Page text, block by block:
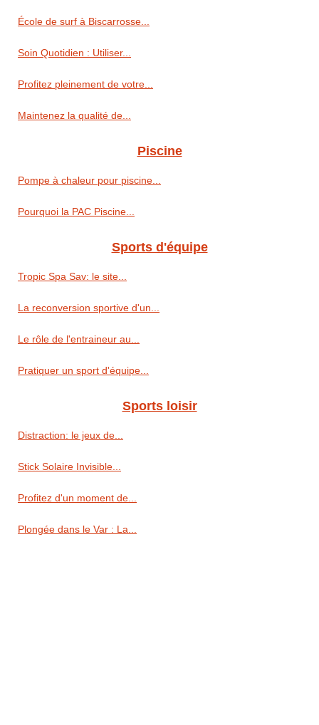
École de surf à Biscarrosse...
Soin Quotidien : Utiliser...
Profitez pleinement de votre...
Maintenez la qualité de...
Piscine
Pompe à chaleur pour piscine...
Pourquoi la PAC Piscine...
Sports d'équipe
Tropic Spa Sav: le site...
La reconversion sportive d'un...
Le rôle de l'entraineur au...
Pratiquer un sport d'équipe...
Sports loisir
Distraction: le jeux de...
Stick Solaire Invisible...
Profitez d'un moment de...
Plongée dans le Var : La...